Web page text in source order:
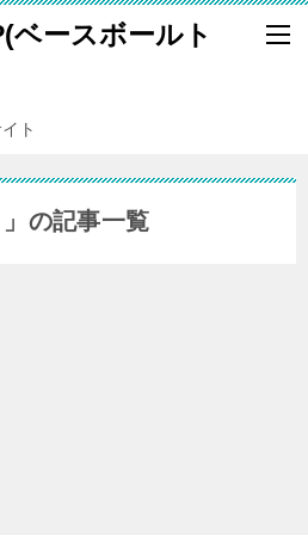
ベースボールト
ト
」の記事一覧